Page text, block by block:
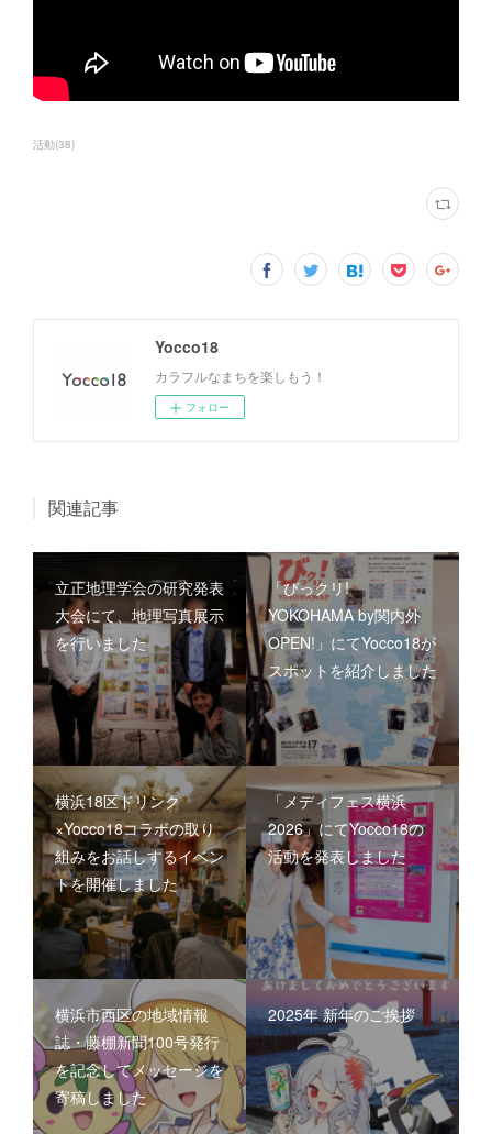
活動(38)
Yocco18
カラフルなまちを楽しもう！
フォロー
関連記事
立正地理学会の研究発表
大会にて、地理写真展示
を行いました
「びっクリ!
YOKOHAMA by関内外
OPEN!」にてYocco18が
スポットを紹介しました
横浜18区ドリンク
×Yocco18コラボの取り
組みをお話しするイベン
トを開催しました
「メディフェス横浜
2026」にてYocco18の
活動を発表しました
横浜市西区の地域情報
誌・藤棚新聞100号発行
を記念してメッセージを
寄稿しました
2025年 新年のご挨拶